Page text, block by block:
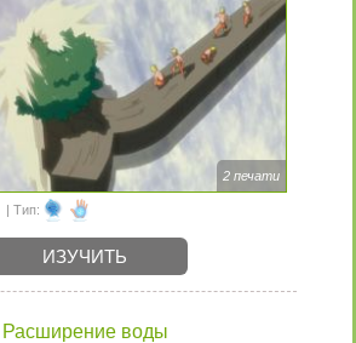
2 печати
| Тип:
ИЗУЧИТЬ
Расширение воды